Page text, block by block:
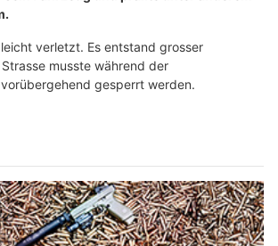
verletzt. Es entstand grosser
musste während der
gesperrt werden.